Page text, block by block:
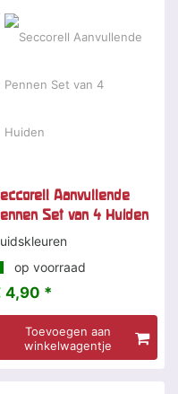
Aanvullende
Set van 4 Huiden
op voorraad
4,90 *
Toevoegen aan
winkelwagentje